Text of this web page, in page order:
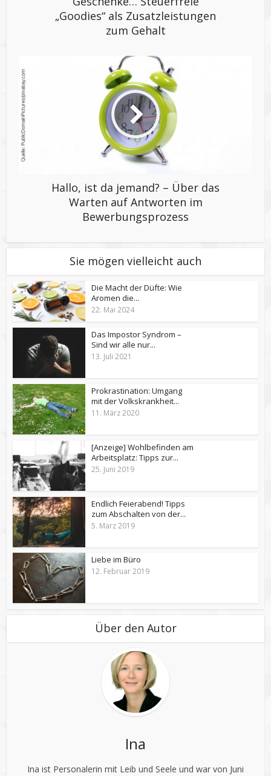
„Goodies“ als Zusatzleistungen
zum Gehalt
Hallo, ist da jemand? – Über das
Warten auf Antworten im
Bewerbungsprozess
Sie mögen vielleicht auch
Die Macht der Düfte: Wie
Aromen die...
22. Mai 2024
Das Impostor Syndrom –
Sind wir alle nur...
13. Juli 2021
Prokrastination: Umgang
mit der Volkskrankheit...
11. März 2020
[Anzeige] Wohlbefinden am
Arbeitsplatz: Tipps zur...
25. Juni 2019
Endlich Feierabend! Tipps
zum Abschalten von der...
5. März 2019
Liebe im Büro
12. Februar 2019
Über den Autor
Ina
Ina ist Personalerin mit Leib und Seele und war von Juni